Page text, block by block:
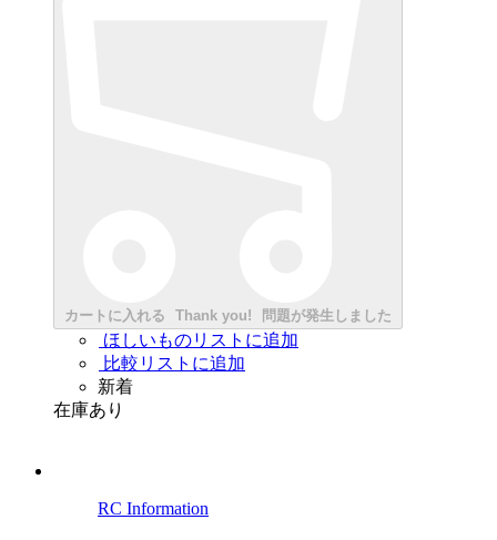
カートに入れる Thank you! 問題が発生しました
ほしいものリストに追加
比較リストに追加
新着
在庫あり
RC Information